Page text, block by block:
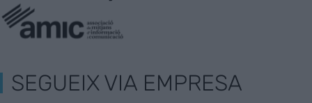
SEGUEIX VIA EMPRESA